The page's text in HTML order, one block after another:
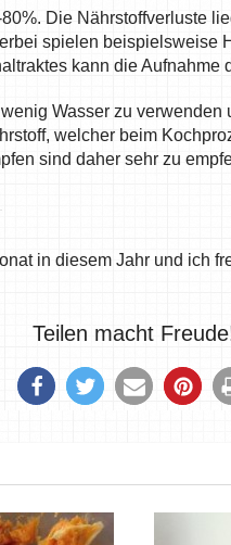
Die Nährstoffverluste
spielen beispielsweise
kann die Aufnahme
Wasser zu
welcher beim
sind daher sehr zu
in diesem Jahr und ich
Teilen macht